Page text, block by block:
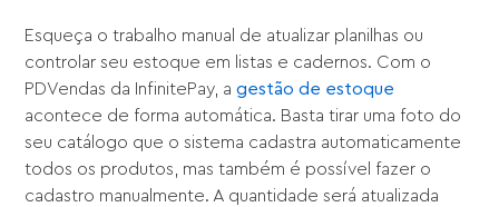
Esqueça o trabalho manual de atualizar planilhas ou
controlar seu estoque em listas e cadernos. Com o
PDVendas da InfinitePay, agestão de estoque
acontece de forma automática. Basta tirar uma foto do
seu catálogo que o sistema cadastra automaticamente
todos os produtos, mas também é possível fazer o
cadastro manualmente. A quantidade será atualizada